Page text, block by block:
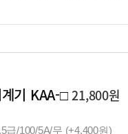
계기 KAA-□21,800원
급/100/5A/무 (+4,400원)